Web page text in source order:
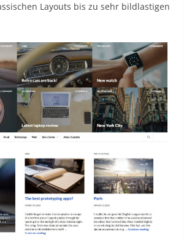
Layouts bis zu sehr bildlastigen